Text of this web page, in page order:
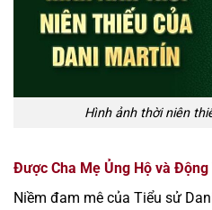
Hình ảnh thời niên
Được Cha Mẹ Ủng Hộ và Động
Niềm đam mê của Tiểu sử